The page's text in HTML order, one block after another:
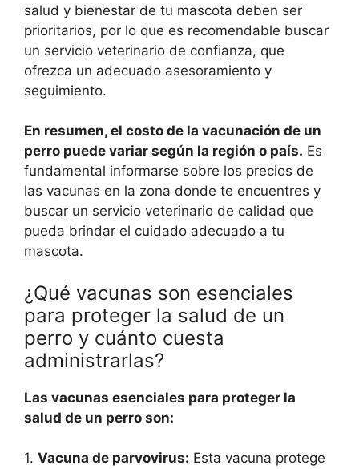
salud y bienestar de tu mascota deben ser
prioritarios, por lo que es recomendable buscar
un servicio veterinario de confianza, que
ofrezca un adecuado asesoramiento y
seguimiento.
En resumen, el costo de la vacunación de un
perro puede variar según la región o país. Es
fundamental informarse sobre los precios de
las vacunas en la zona donde te encuentres y
buscar un servicio veterinario de calidad que
pueda brindar el cuidado adecuado a tu
mascota.
¿Qué vacunas son esenciales
para proteger la salud de un
perro y cuánto cuesta
administrarlas?
Las vacunas esenciales para proteger la
salud de un perro son:
1. Vacuna de parvovirus: Esta vacuna protege